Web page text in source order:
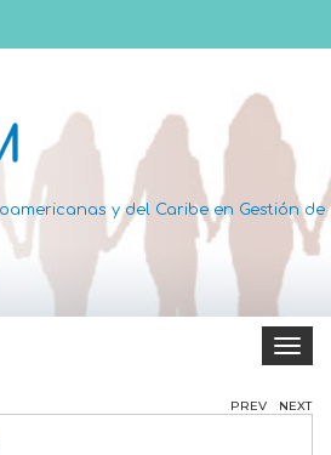
y del Caribe en Gestión de
Toggle
PREV NEXT